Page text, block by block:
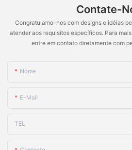
Contate-
Congratulamo-nos com designs e idéias
atender aos requisitos específicos. Para
entre em contato diretamente com
Nome
E-Mail
TEL